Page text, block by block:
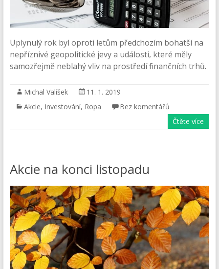
Uplynulý rok byl oproti letům předchozím bohatší na
nepříznivé geopolitické jevy a události, které měly
samozřejmě neblahý vliv na prostředí finančních trhů.
Michal Valíšek
11. 1. 2019
Akcie, Investování, Ropa
Bez komentářů
Čtěte více
Akcie na konci listopadu